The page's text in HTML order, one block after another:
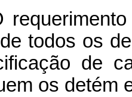
todos os
de
os detém